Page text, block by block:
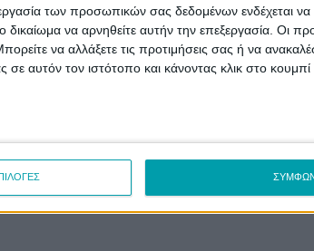
των προσωπικών σας δεδομένων ενδέχεται να
να αρνηθείτε αυτήν την επεξεργασία. Οι
να αλλάξετε τις προτιμήσεις σας ή να
σε αυτόν τον ιστότοπο και κάνοντας κλικ στο